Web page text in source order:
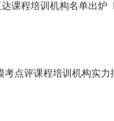
课程培训机构名单出炉
点评课程培训机构实力